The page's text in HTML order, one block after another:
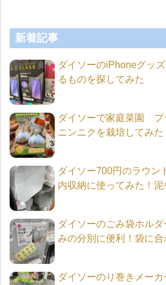
新着記事
ダイソーのiPhoneグッ
るものを探してみた
ダイソーで家庭菜園 プ
ニンニクを栽培してみた
ダイソー700円のラウン
内収納に使ってみた！
ダイソーのごみ袋ホル
みの分別に便利！袋に
ダイソーのり巻きメー